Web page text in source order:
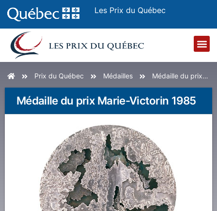
Les Prix du Québec
AccueilPrix du Québec Médailles Médaille du prix Marie-Victorin 1985
Médaille du prix Marie-Victorin 1985